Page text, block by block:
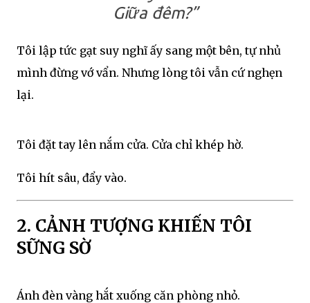
Giữa đêm?”
Tôi lập tức gạt suy nghĩ ấy sang một bên, tự nhủ
mình đừng vớ vẩn. Nhưng lòng tôi vẫn cứ nghẹn
lại.
Tôi đặt tay lên nắm cửa. Cửa chỉ khép hờ.
Tôi hít sâu, đẩy vào.
2. CẢNH TƯỢNG KHIẾN TÔI
SỮNG SỜ
Ánh đèn vàng hắt xuống căn phòng nhỏ.